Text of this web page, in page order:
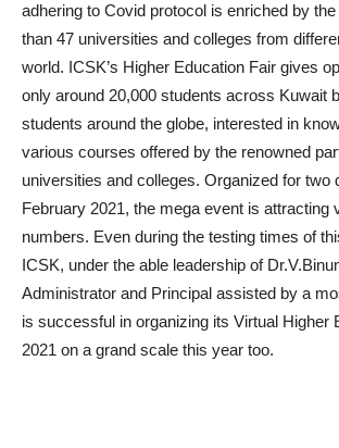
adhering to Covid protocol is enriched by
than 47 universities and colleges from
world. ICSK’s Higher Education Fair gives
only around 20,000 students across Kuwait
students around the globe, interested in
various courses offered by the renowned
universities and colleges. Organized for two
February 2021, the mega event is attracting
numbers. Even during the testing times of
ICSK, under the able leadership of
Administrator and Principal assisted by a
is successful in organizing its Virtual Higher
2021 on a grand scale this year too.